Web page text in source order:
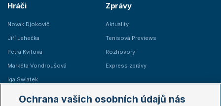
Hráči
Novak Djokovič
Jiří Lehečka
Petra Kvitová
Markéta Vondroušová
Iga Swiatek
Zprávy
Aktuality
Tenisová Previews
Rozhovory
Express zprávy
Ochrana vašich osobních údajů nás